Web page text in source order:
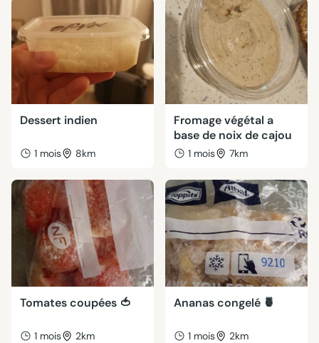
Dessert indien
1 mois 8km
Fromage végétal a
base de noix de cajou
1 mois 7km
Tomates coupées 🍅
1 mois 2km
Ananas congelé 🍍
1 mois 2km